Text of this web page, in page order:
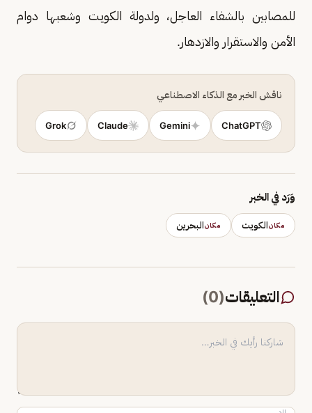
للمصابين بالشفاء العاجل، ولدولة الكويت وشعبها دوام
الأمن والاستقرار والازدهار.
ناقش الخبر مع الذكاء الاصطناعي
ChatGPT
Gemini
Claude
Grok
وَرَد في الخبر
مكانالكويت مكانالبحرين
التعليقات(
0
)